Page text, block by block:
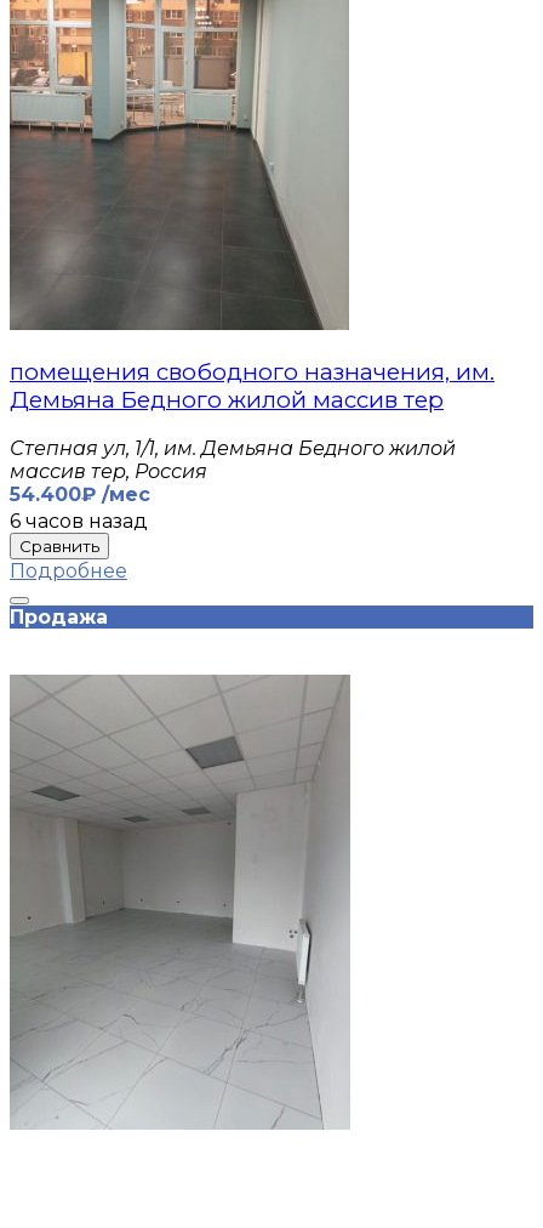
помещения свободного назначения, им.
Демьяна Бедного жилой массив тер
Степная ул, 1/1, им. Демьяна Бедного жилой
массив тер, Россия
54.400₽ /мес
6 часов назад
Сравнить
Подробнее
Продажа